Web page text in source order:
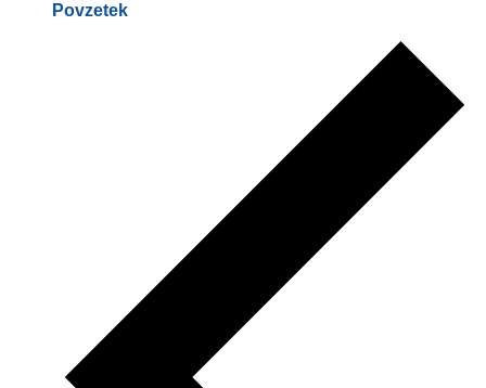
Povzetek